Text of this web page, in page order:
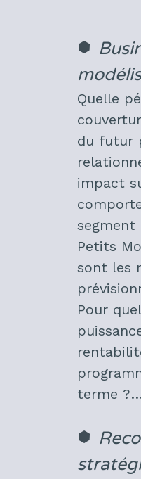
Quelle
du futur
impact
segment
Petits
sont les
Pour
terme